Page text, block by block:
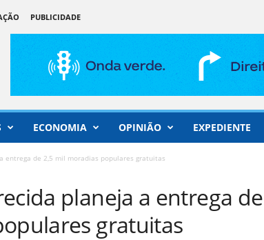
PUBLICIDADE
ECONOMIA OPINIÃO EXPEDIENTE
entrega de 2,5 mil moradias populares gratuitas
planeja a entrega de
gratuitas